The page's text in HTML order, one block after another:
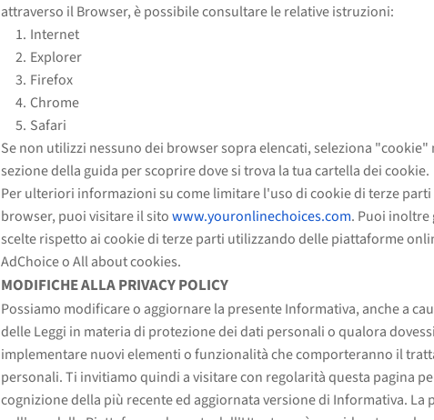
attraverso il Browser, è possibile consultare le relative istruzioni:
Internet
Explorer
Firefox
Chrome
Safari
Se non utilizzi nessuno dei browser sopra elencati, seleziona "cookie"
sezione della guida per scoprire dove si trova la tua cartella dei cookie.
Per ulteriori informazioni su come limitare l'uso di cookie di terze
browser, puoi visitare il sitowww.youronlinechoices.com. Puoi inoltre
scelte rispetto ai cookie di terze parti utilizzando delle piattaforme
AdChoice o All about cookies.
MODIFICHE ALLA PRIVACY POLICY
Possiamo modificare o aggiornare la presente Informativa, anche a
delle Leggi in materia di protezione dei dati personali o qualora
implementare nuovi elementi o funzionalità che comporteranno il
personali. Ti invitiamo quindi a visitare con regolarità questa pagina
cognizione della più recente ed aggiornata versione di Informativa. La